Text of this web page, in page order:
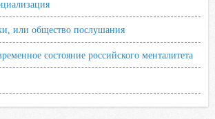
или общество послушания
состояние российского менталитета